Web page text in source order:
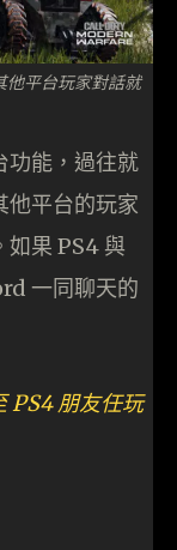
他平台玩家對話就
功能，過往就
他平台的玩家
如果 PS4 與
一同聊天的
PS4 朋友任玩